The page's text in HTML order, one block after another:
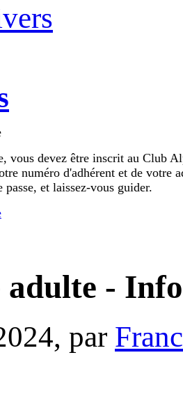
vous devez être inscrit au Club
numéro d'adhérent et de votre
passe, et laissez-vous guider.
adulte -
par